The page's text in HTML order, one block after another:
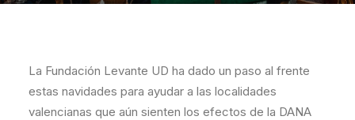
La Fundación Levante UD ha dado un paso al frente
estas navidades para ayudar a las localidades
valencianas que aún sienten los efectos de la DANA